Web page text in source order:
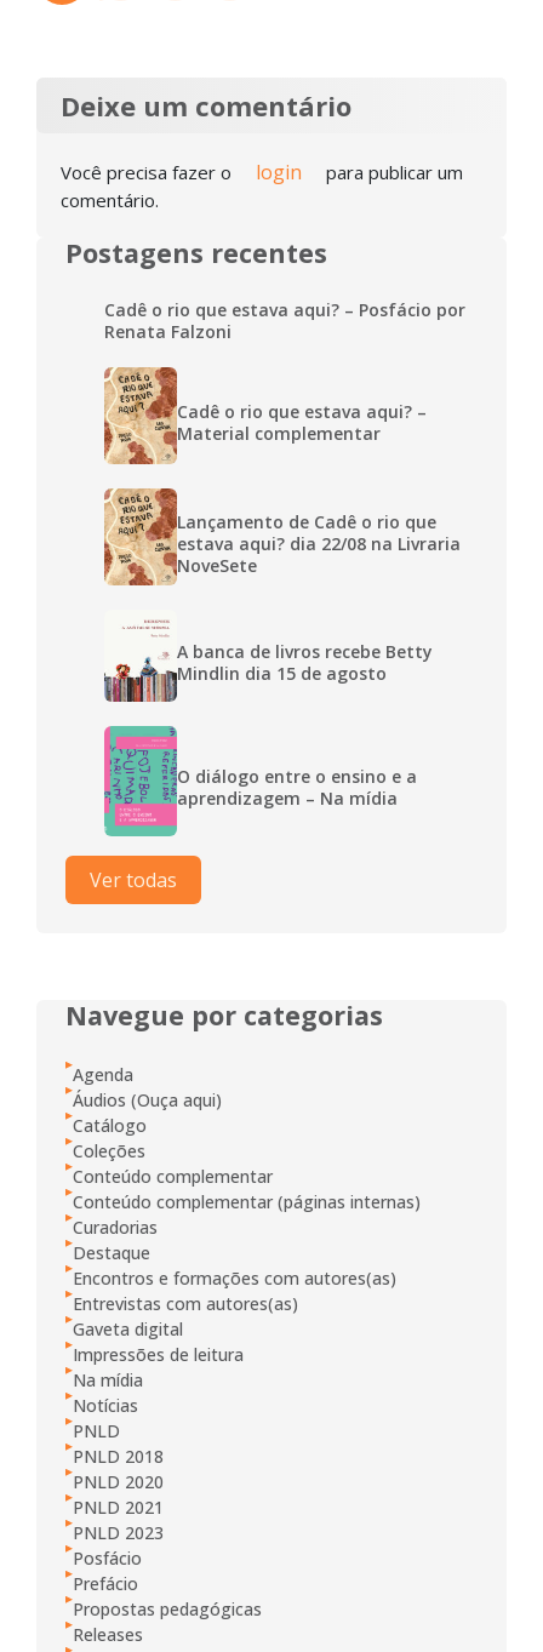
Deixe um comentário
Você precisa fazer o login
para publicar um
comentário.
Postagens recentes
Cadê o rio que estava aqui? – Posfácio por
Renata Falzoni
Cadê o rio que estava aqui? –
Material complementar
Lançamento de Cadê o rio que
estava aqui? dia 22/08 na Livraria
NoveSete
A banca de livros recebe Betty
Mindlin dia 15 de agosto
O diálogo entre o ensino e a
aprendizagem – Na mídia
Ver todas
Navegue por categorias
Agenda
Áudios (Ouça aqui)
Catálogo
Coleções
Conteúdo complementar
Conteúdo complementar (páginas internas)
Curadorias
Destaque
Encontros e formações com autores(as)
Entrevistas com autores(as)
Gaveta digital
Impressões de leitura
Na mídia
Notícias
PNLD
PNLD 2018
PNLD 2020
PNLD 2021
PNLD 2023
Posfácio
Prefácio
Propostas pedagógicas
Releases